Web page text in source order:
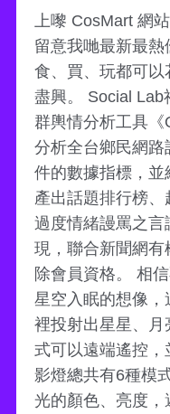
上嚟 CosMart 網
留意我哋最新最熱
食、買、玩都可
盡興。 Social Lab
群輿情分析工具《
分析全台鄉民網
件的數據指標，並
產出話題排行榜
過度情緒謾罵之
現，聯合新聞網
除會員資格。 相
星空入眠的想像，
裡投射出星星、
式可以遠端遙控
影燈總共有6種模
光的顏色、亮度，